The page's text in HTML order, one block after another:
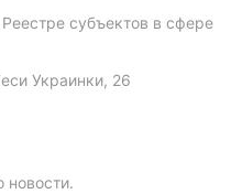
субъектов в сфере
Украинки, 26
новости.